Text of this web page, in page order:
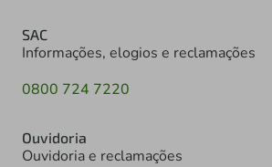
SAC
Informações, elogios e reclamações
0800 724 7220
Ouvidoria
Ouvidoria e reclamações